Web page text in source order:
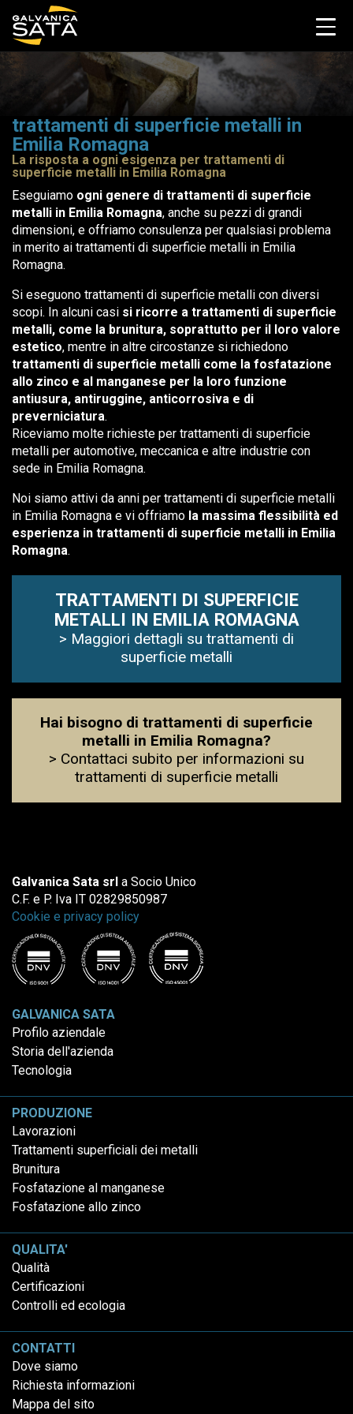
trattamenti di superficie metalli in
Emilia Romagna
La risposta a ogni esigenza per trattamenti di
superficie metalli in Emilia Romagna
Eseguiamo ogni genere di trattamenti di superficie
metalli in Emilia Romagna, anche su pezzi di grandi
dimensioni, e offriamo consulenza per qualsiasi problema
in merito ai trattamenti di superficie metalli in Emilia
Romagna.
Si eseguono trattamenti di superficie metalli con diversi
scopi. In alcuni casi si ricorre a trattamenti di superficie
metalli, come la brunitura, soprattutto per il loro valore
estetico, mentre in altre circostanze si richiedono
trattamenti di superficie metalli come la fosfatazione
allo zinco e al manganese per la loro funzione
antiusura, antiruggine, anticorrosiva e di
preverniciatura.
Riceviamo molte richieste per trattamenti di superficie
metalli per automotive, meccanica e altre industrie con
sede in Emilia Romagna.
Noi siamo attivi da anni per trattamenti di superficie metalli
in Emilia Romagna e vi offriamo la massima flessibilità ed
esperienza in trattamenti di superficie metalli in Emilia
Romagna.
TRATTAMENTI DI SUPERFICIE
METALLI IN EMILIA ROMAGNA
> Maggiori dettagli su trattamenti di
superficie metalli
Hai bisogno di trattamenti di superficie
metalli in Emilia Romagna?
> Contattaci subito per informazioni su
trattamenti di superficie metalli
Galvanica Sata srl a Socio Unico
C.F. e P. Iva IT 02829850987
Cookie e privacy policy
GALVANICA SATA
Profilo aziendale
Storia dell'azienda
Tecnologia
PRODUZIONE
Lavorazioni
Trattamenti superficiali dei metalli
Brunitura
Fosfatazione al manganese
Fosfatazione allo zinco
QUALITA'
Qualità
Certificazioni
Controlli ed ecologia
CONTATTI
Dove siamo
Richiesta informazioni
Mappa del sito